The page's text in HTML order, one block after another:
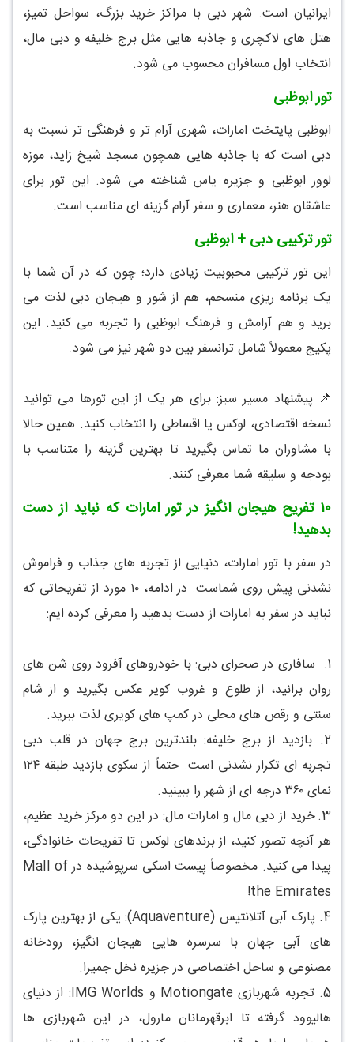
ایرانیان است. شهر دبی با مراکز خرید بزرگ، سواحل تمیز،
هتل های لاکچری و جاذبه هایی مثل برج خلیفه و دبی مال،
انتخاب اول مسافران محسوب می شود.
تور ابوظبی
ابوظبی پایتخت امارات، شهری آرام تر و فرهنگی تر نسبت به
دبی است که با جاذبه هایی همچون مسجد شیخ زاید، موزه
لوور ابوظبی و جزیره یاس شناخته می شود. این تور برای
عاشقان هنر، معماری و سفر آرام گزینه ای مناسب است.
تور ترکیبی دبی + ابوظبی
این تور ترکیبی محبوبیت زیادی دارد؛ چون که در آن شما با
یک برنامه ریزی منسجم، هم از شور و هیجان دبی لذت می
برید و هم آرامش و فرهنگ ابوظبی را تجربه می کنید. این
پکیج معمولاً شامل ترانسفر بین دو شهر نیز می شود.
📌 پیشنهاد مسیر سبز: برای هر یک از این تورها می توانید
نسخه اقتصادی، لوکس یا اقساطی را انتخاب کنید. همین حالا
با مشاوران ما تماس بگیرید تا بهترین گزینه را متناسب با
بودجه و سلیقه شما معرفی کنند.
۱۰ تفریح هیجان انگیز در تور امارات که نباید از دست
بدهید!
در سفر با تور امارات، دنیایی از تجربه های جذاب و فراموش
نشدنی پیش روی شماست. در ادامه، ۱۰ مورد از تفریحاتی که
نباید در سفر به امارات از دست بدهید را معرفی کرده ایم:
1.
سافاری در صحرای دبی: با خودروهای آفرود روی شن های
روان برانید، از طلوع و غروب کویر عکس بگیرید و از شام
سنتی و رقص های محلی در کمپ های کویری لذت ببرید.
2. بازدید از برج خلیفه: بلندترین برج جهان در قلب دبی
تجربه ای تکرار نشدنی است. حتماً از سکوی بازدید طبقه ۱۲۴
نمای ۳۶۰ درجه ای از شهر را ببینید.
3. خرید از دبی مال و امارات مال: در این دو مرکز خرید عظیم،
هر آنچه تصور کنید، از برندهای لوکس تا تفریحات خانوادگی،
پیدا می کنید. مخصوصاً پیست اسکی سرپوشیده در Mall of
the Emirates!
4.
پارک آبی آتلانتیس (Aquaventure): یکی از بهترین پارک
های آبی جهان با سرسره هایی هیجان انگیز، رودخانه
مصنوعی و ساحل اختصاصی در جزیره نخل جمیرا.
5.
تجربه شهربازی Motiongate و IMG Worlds: از دنیای
هالیوود گرفته تا ابرقهرمانان مارول، در این شهربازی ها